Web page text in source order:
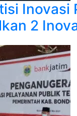
Inovasi
2